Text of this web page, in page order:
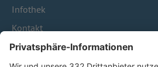
Infothek
Kontakt
HÄUFIG BESUCHTE SEITEN